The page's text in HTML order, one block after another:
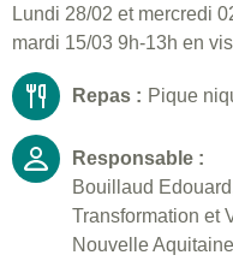
Lundi 28/02 et mercredi
mardi 15/03 9h-13h en
Repas : Pique
Responsable :
Bouillaud
Transformation et
Nouvelle Aquitaine